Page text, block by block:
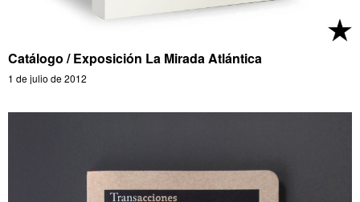
Catálogo / Exposición La Mirada Atlántica
1 de julio de 2012